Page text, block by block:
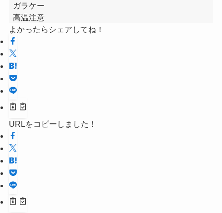
ガラケー
高温注意
よかったらシェアしてね！
URLをコピーしました！